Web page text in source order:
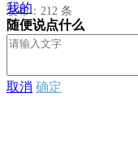
发布：212 条
我的
随便说点什么
取消 确定